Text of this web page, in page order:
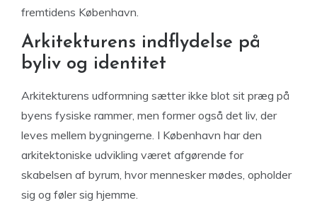
fremtidens København.
Arkitekturens indflydelse på
byliv og identitet
Arkitekturens udformning sætter ikke blot sit præg på
byens fysiske rammer, men former også det liv, der
leves mellem bygningerne. I København har den
arkitektoniske udvikling været afgørende for
skabelsen af byrum, hvor mennesker mødes, opholder
sig og føler sig hjemme.